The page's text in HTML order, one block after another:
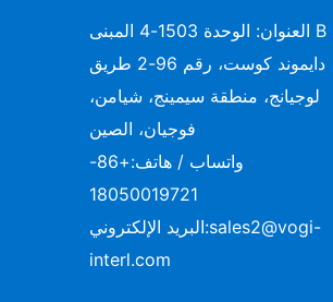
العنوان: الوحدة 1503-4 المبنى B
دايموند كوست، رقم 96-2 طريق
لوجيانج، منطقة سيمينج، شيامن،
فوجيان، الصين
واتساب / هاتف:
+86-
18050019721
البريد الإلكتروني:sales2@vogi-
interl.com